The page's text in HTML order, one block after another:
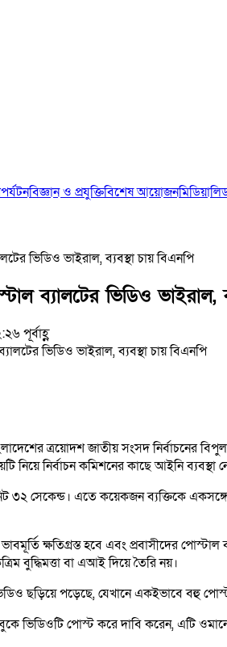
পর্যটনবিজ্ঞান ও প্রযুক্তিবিশেষ আয়োজনমিডিয়া
ভিডিও ভাইরাল, ব্যবস্থা চায় বিএনপি
ব্যালটের ভিডিও ভাইরাল,
পূর্বাহ্ণ
ত্রয়োদশ জাতীয় সংসদ নির্বাচনের
নিয়ে নির্বাচন কমিশনের কাছে আইনি
৩২ সেকেন্ড। এতে কয়েকজন ব্যক্তিকে
ক্ষতিগ্রস্ত হবে এবং প্রবাসীদের পোস্টাল
বুদ্ধিমত্তা বা এআই দিয়ে তৈরি নয়।
ছড়িয়ে পড়েছে, যেখানে একইভাবে বহু
ভিডিওটি পোস্ট করে দাবি করেন, এটি